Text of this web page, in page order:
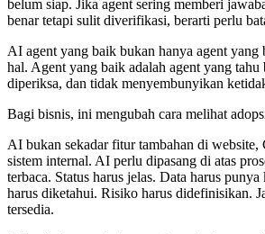
belum siap. Jika agent sering memberi
benar tetapi sulit diverifikasi, berarti perlu
AI agent yang baik bukan hanya agent yang
hal. Agent yang baik adalah agent yang tahu
diperiksa, dan tidak menyembunyikan
Bagi bisnis, ini mengubah cara melihat
AI bukan sekadar fitur tambahan di website,
sistem internal. AI perlu dipasang di atas
terbaca. Status harus jelas. Data harus
harus diketahui. Risiko harus didefinisikan.
tersedia.